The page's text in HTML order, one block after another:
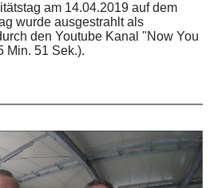
am 14.04.2019 auf dem
wurde ausgestrahlt als
den Youtube Kanal "Now You
Min. 51 Sek.).